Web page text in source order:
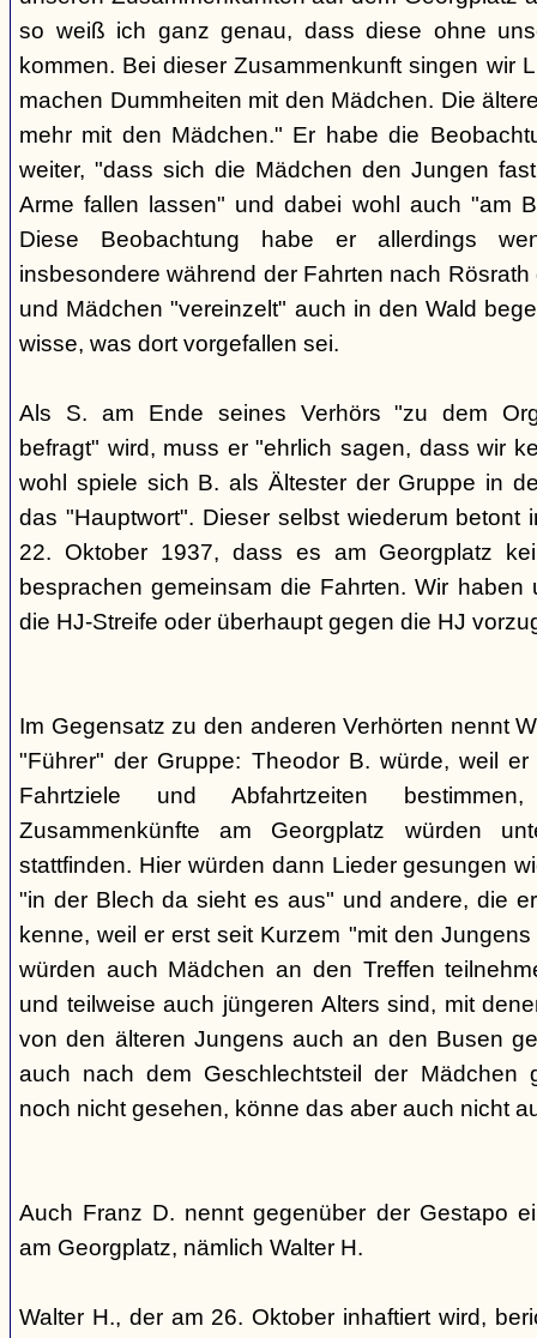
so weiß ich ganz genau, dass diese ohne
kommen. Bei dieser Zusammenkunft singen wir
machen Dummheiten mit den Mädchen. Die
mehr mit den Mädchen." Er habe die
weiter, "dass sich die Mädchen den Jungen
Arme fallen lassen" und dabei wohl auch "am
Diese Beobachtung habe er allerdings
insbesondere während der Fahrten nach
und Mädchen "vereinzelt" auch in den Wald
wisse, was dort vorgefallen sei.
Als S. am Ende seines Verhörs "zu dem
befragt" wird, muss er "ehrlich sagen, dass wir
wohl spiele sich B. als Ältester der Gruppe in
das "Hauptwort". Dieser selbst wiederum betont
22. Oktober 1937, dass es am Georgplatz
besprachen gemeinsam die Fahrten. Wir
die HJ-Streife oder überhaupt gegen die HJ
Im Gegensatz zu den anderen Verhörten nennt
"Führer" der Gruppe: Theodor B. würde, weil
Fahrtziele und Abfahrtzeiten
Zusammenkünfte am Georgplatz würden
stattfinden. Hier würden dann Lieder gesungen
"in der Blech da sieht es aus" und andere, die
kenne, weil er erst seit Kurzem "mit den
würden auch Mädchen an den Treffen
und teilweise auch jüngeren Alters sind, mit
von den älteren Jungens auch an den Busen
auch nach dem Geschlechtsteil der Mädchen
noch nicht gesehen, könne das aber auch nicht
Auch Franz D. nennt gegenüber der Gestapo
am Georgplatz, nämlich Walter H.
Walter H., der am 26. Oktober inhaftiert wird,